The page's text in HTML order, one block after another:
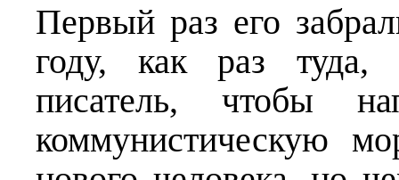
Первый раз его
году, как раз туда,
писатель, чтобы
коммунистическую